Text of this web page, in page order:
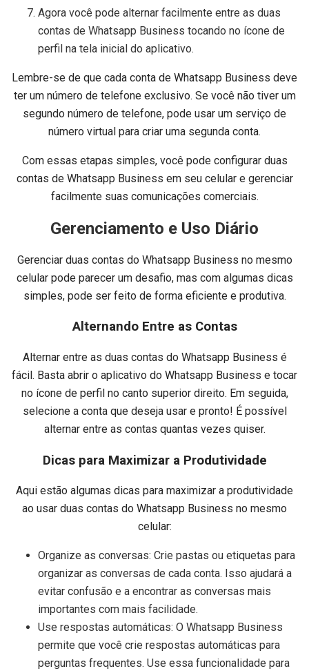
Agora você pode alternar facilmente entre as duas
contas de Whatsapp Business tocando no ícone de
perfil na tela inicial do aplicativo.
Lembre-se de que cada conta de Whatsapp Business deve
ter um número de telefone exclusivo. Se você não tiver um
segundo número de telefone, pode usar um serviço de
número virtual para criar uma segunda conta.
Com essas etapas simples, você pode configurar duas
contas de Whatsapp Business em seu celular e gerenciar
facilmente suas comunicações comerciais.
Gerenciamento e Uso Diário
Gerenciar duas contas do Whatsapp Business no mesmo
celular pode parecer um desafio, mas com algumas dicas
simples, pode ser feito de forma eficiente e produtiva.
Alternando Entre as Contas
Alternar entre as duas contas do Whatsapp Business é
fácil. Basta abrir o aplicativo do Whatsapp Business e tocar
no ícone de perfil no canto superior direito. Em seguida,
selecione a conta que deseja usar e pronto! É possível
alternar entre as contas quantas vezes quiser.
Dicas para Maximizar a Produtividade
Aqui estão algumas dicas para maximizar a produtividade
ao usar duas contas do Whatsapp Business no mesmo
celular:
Organize as conversas: Crie pastas ou etiquetas para
organizar as conversas de cada conta. Isso ajudará a
evitar confusão e a encontrar as conversas mais
importantes com mais facilidade.
Use respostas automáticas: O Whatsapp Business
permite que você crie respostas automáticas para
perguntas frequentes. Use essa funcionalidade para